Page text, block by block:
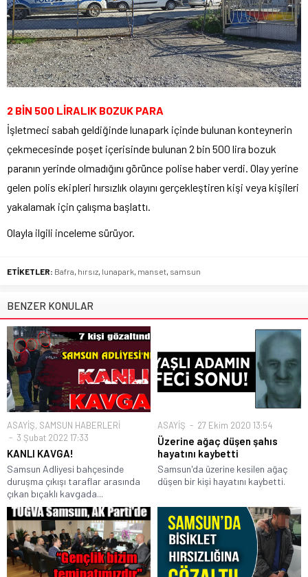
2 BİN 500 LİRALIK BOZUK PARA
İşletmeci sabah geldiğinde lunapark içinde bulunan konteynerin
çekmecesinde poşet içerisinde bulunan 2 bin 500 lira bozuk
paranın yerinde olmadığını görünce polise haber verdi. Olay yerine
gelen polis ekipleri hırsızlık olayını gerçekleştiren kişi veya kişileri
yakalamak için çalışma başlattı.
Olayla ilgili inceleme sürüyor.
ETİKETLER: Bafra hırsız lunapark manset samsun
BENZER KONULAR
ASAYİŞ, SAMSUN HABERLERİ
3 Şubat 2022 17:33
KANLI KAVGA!
Samsun Adliyesi bahçesinde
duruşma çıkışı taraflar arasında
çıkan bıçaklı kavgada...
ASAYİŞ 27 Ekim 2020 13:54
Üzerine ağaç düşen şahıs
hayatını kaybetti
Samsun'da üzerine kesilen ağaç
düşen bir kişi hayatını kaybetti.